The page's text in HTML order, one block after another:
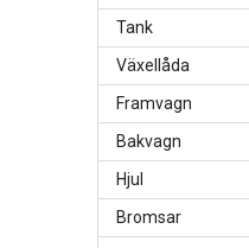
Tank
Växellåda
Framvagn
Bakvagn
Hjul
Bromsar